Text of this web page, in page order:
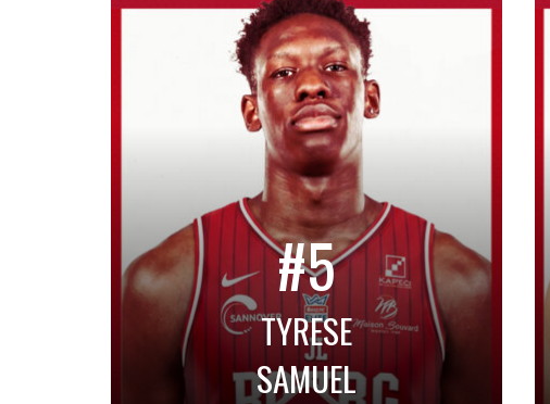
#5
TYRESE
SAMUEL